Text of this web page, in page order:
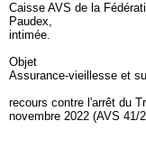
Caisse AVS de la
Paudex,
intimée.
Objet
Assurance-vieillesse et
recours contre l'arrêt du
novembre 2022 (AVS 41/